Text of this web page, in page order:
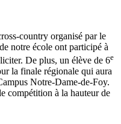
country organisé par le
notre école ont participé à
De plus, un élève de 6e
la finale régionale qui aura
Notre-Dame-de-Foy.
compétition à la hauteur de